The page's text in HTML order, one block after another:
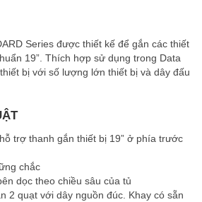
Series được thiết kế để gắn các thiết
19”. Thích hợp sử dụng trong Data
bị với số lượng lớn thiết bị và dây đấu
trợ thanh gắn thiết bị 19” ở phía trước
chắc
dọc theo chiều sâu của tủ
2 quạt với dây nguồn đúc. Khay có sẵn